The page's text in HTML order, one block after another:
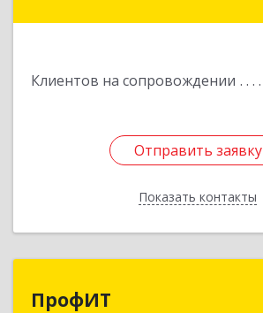
Клиентов на сопровождении
Отправить заявку
Показать контакты
Отправить заявку
Назад
ПрофИТ